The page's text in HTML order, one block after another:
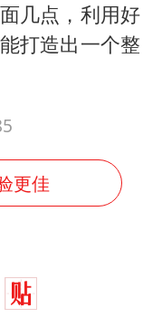
几点，利用好
打造出一个整
更佳